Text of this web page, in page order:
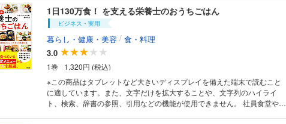
えサラダ／ きのこのビネガー炒め／キウイとトマトジュースのカプレーゼ
／ごぼうのハニーマスタード炒め／バナナのチーズ焼き／ 腸活納豆／にん
じんしりしり／モロヘイヤの納豆豆乳汁／長いもとぬか漬け汁／ガスパチ
ョ／韓国風わかめスープ／ なすの梅スープ／冷や汁
え、かにかまのあんかけ卵＋ひき肉と白菜の重ね煮 など ●サラダが主菜
の2品献立 トマトとアボカドのデリサラダ＋ほうれん草のチーズ焼き、き
のサラダ＋オクラと納豆のネバネバ豆腐 など ●フライパンでパパッと2
品献立 こねないギョウザ＋トマトと卵の炒めもの、ブロッコリーとほたて
のマヨ炒め＋キャベツとハムの酢蒸し、鶏肉のから揚げ＋厚揚げと小松菜
ともやしのナムル風、豚肉チャーハン＋長いもと大根の豆板醤あえ、鮭の
クリームペンネ＋さつまいものはちみつあえ など ●Column 1雑穀・大
麦入りご飯の炊き方 2魚缶詰の副菜 3常備副菜 4副菜スープ 5もち麦
副菜
介。 毎日ごはんを炊くようにパンを楽に作ることができます。 パンの一
般的な作り方は、強力粉に水、イースト、塩、砂糖などを加え、こねてか
ら、寝かせて発酵させ、焼成するという流れが一般的。 ここで一番大変な
のが"こねる"という作業で、さらにかなりの時間と労力と技術が必要にな
ってきます。この本で紹介するパン作りは、「こねる」という工程を一切
省いても、水分の蒸発量を抑えることで、しっかりとグルテンが効果を発
揮。こねる時間はなので発酵時間も短縮され、実際にかかる手間は15分か
ら20分程度。さらにこねないので材料が散らかったり、広いスペースやこ
ね台なども不要です。また基本の生地を覚えておくことで、さまざまなパ
ンのアレンジができます。
1日130万食！ を支える栄養士のおうちごはん
ビジネス・実用
暮らし・健康・美容 / 食・料理
3.0
1巻
1,320円 (税込)
※この商品はタブレットなど大きいディスプレイを備えた端末で読むこと
に適しています。また、文字だけを拡大することや、文字列のハイライ
ト、検索、辞書の参照、引用などの機能が使用できません。 社員食堂や病